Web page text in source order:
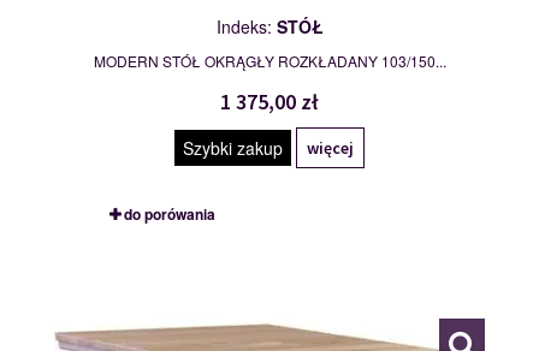
Indeks: STÓŁ
MODERN STÓŁ OKRĄGŁY ROZKŁADANY 103/150...
1 375,00 zł
Szybki zakup więcej
do porówania